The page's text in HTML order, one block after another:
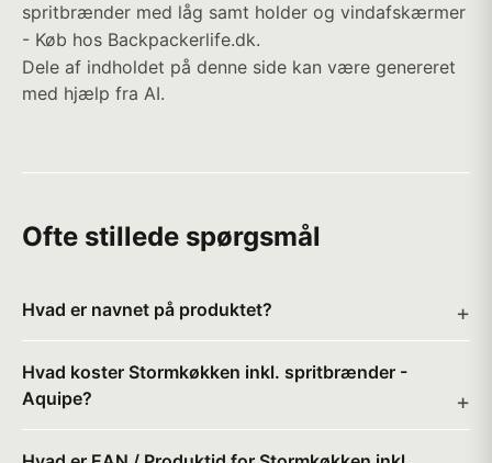
spritbrænder med låg samt holder og vindafskærmer
- Køb hos Backpackerlife.dk.
Dele af indholdet på denne side kan være genereret
med hjælp fra AI.
Ofte stillede spørgsmål
Hvad er navnet på produktet?
Hvad koster Stormkøkken inkl. spritbrænder -
Aquipe?